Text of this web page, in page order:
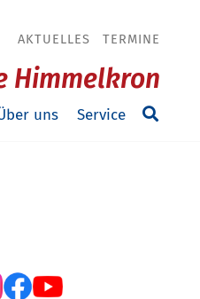
AKTUELLES TERMINE
Himmelkron
uns Service